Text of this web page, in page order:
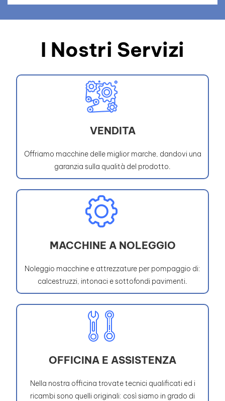
I Nostri Servizi
VENDITA
Offriamo macchine delle miglior marche, dandovi una
garanzia sulla qualità del prodotto.
MACCHINE A NOLEGGIO
Noleggio macchine e attrezzature per pompaggio di:
calcestruzzi, intonaci e sottofondi pavimenti.
OFFICINA E ASSISTENZA
Nella nostra officina trovate tecnici qualificati ed i
ricambi sono quelli originali: così siamo in grado di